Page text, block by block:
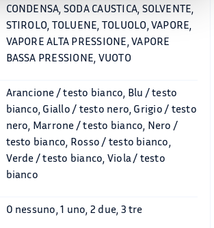
CONDENSA, SODA CAUSTICA, SOLVENTE,
STIROLO, TOLUENE, TOLUOLO, VAPORE,
VAPORE ALTA PRESSIONE, VAPORE
BASSA PRESSIONE, VUOTO
Arancione / testo bianco, Blu / testo
bianco, Giallo / testo nero, Grigio / testo
nero, Marrone / testo bianco, Nero /
testo bianco, Rosso / testo bianco,
Verde / testo bianco, Viola / testo
bianco
0 nessuno, 1 uno, 2 due, 3 tre